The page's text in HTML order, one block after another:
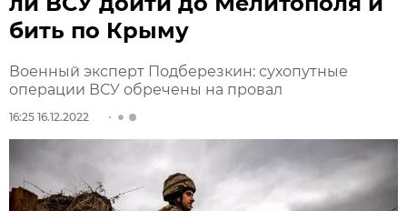
бить по Крыму
Военный эксперт Подберезкин: сухопутные
операции ВСУ обречены на провал
16:25 16.12.2022